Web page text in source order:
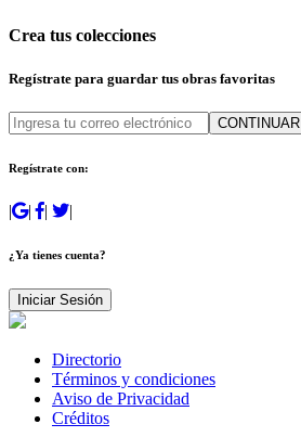
Crea tus colecciones
Regístrate para guardar tus obras favoritas
CONTINUAR
Regístrate con:
| | | |
¿Ya tienes cuenta?
Iniciar Sesión
Directorio
Términos y condiciones
Aviso de Privacidad
Créditos